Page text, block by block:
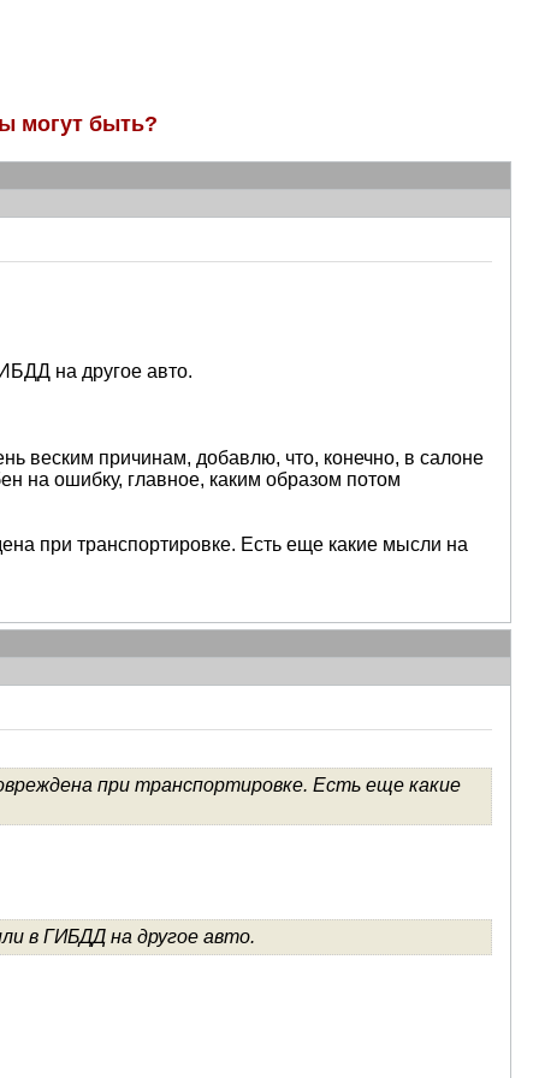
могут быть?
на другое авто.
веским причинам, добавлю, что, конечно, в салоне
на ошибку, главное, каким образом потом
при транспортировке. Есть еще какие мысли на
при транспортировке. Есть еще какие
в ГИБДД на другое авто.